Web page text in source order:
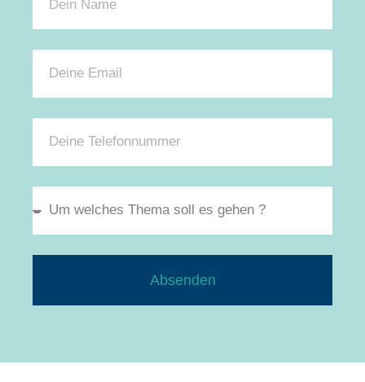
Absenden